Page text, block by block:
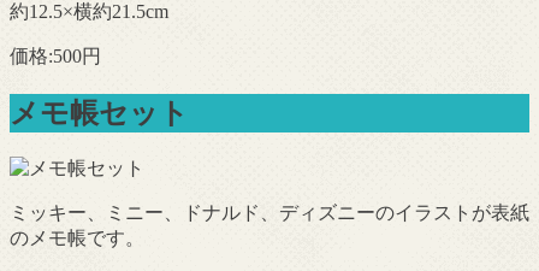
約12.5×横約21.5cm
価格:500円
メモ帳セット
ミッキー、ミニー、ドナルド、ディズニーのイラストが表紙
のメモ帳です。